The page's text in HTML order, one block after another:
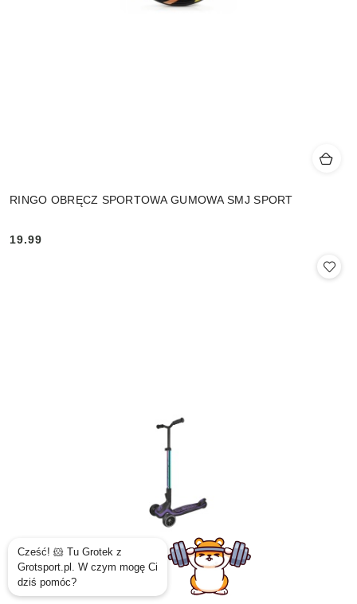
RINGO OBRĘCZ SPORTOWA GUMOWA SMJ SPORT
Cena:
19.99